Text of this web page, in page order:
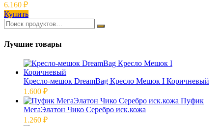
6.160 ₽
Купить
Лучшие товары
Кресло-мешок DreamBag Кресло Мешок I Коричневый
1.600 ₽
Пуфик
МегаЭлатон Чико Серебро иск.кожа
1.260 ₽